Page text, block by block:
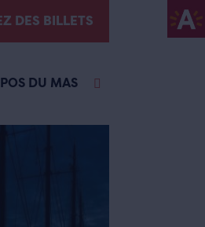
DES BILLETS
DU MAS